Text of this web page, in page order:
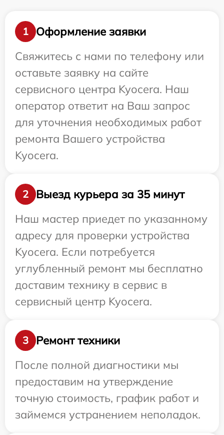
1
Оформление заявки
Свяжитесь с нами по телефону или
оставьте заявку на сайте
сервисного центра Kyocera. Наш
оператор ответит на Ваш запрос
для уточнения необходимых работ
ремонта Вашего устройства
Kyocera.
2
Выезд курьера за 35 минут
Наш мастер приедет по указанному
адресу для проверки устройства
Kyocera. Если потребуется
углубленный ремонт мы бесплатно
доставим технику в сервис в
сервисный центр Kyocera.
3
Ремонт техники
После полной диагностики мы
предоставим на утверждение
точную стоимость, график работ и
займемся устранением неполадок.